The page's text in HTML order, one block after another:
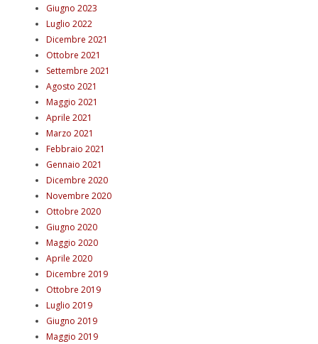
Giugno 2023
Luglio 2022
Dicembre 2021
Ottobre 2021
Settembre 2021
Agosto 2021
Maggio 2021
Aprile 2021
Marzo 2021
Febbraio 2021
Gennaio 2021
Dicembre 2020
Novembre 2020
Ottobre 2020
Giugno 2020
Maggio 2020
Aprile 2020
Dicembre 2019
Ottobre 2019
Luglio 2019
Giugno 2019
Maggio 2019